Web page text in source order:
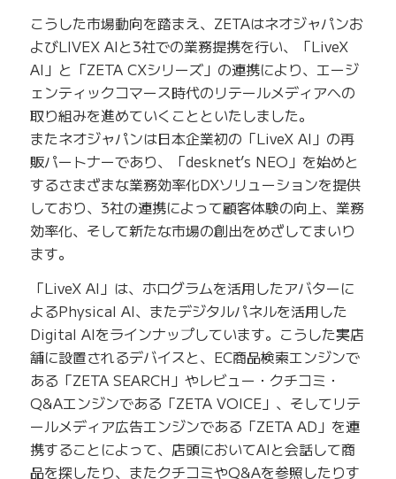
こうした市場動向を踏まえ、ZETAはネオジャパンお
よびLIVEX AIと3社での業務提携を行い、「LiveX
AI」と「ZETA CXシリーズ」の連携により、エージ
ェンティックコマース時代のリテールメディアへの
取り組みを進めていくことといたしました。
またネオジャパンは日本企業初の「LiveX AI」の再
販パートナーであり、「desknet’s NEO」を始めと
するさまざまな業務効率化DXソリューションを提供
しており、3社の連携によって顧客体験の向上、業務
効率化、そして新たな市場の創出をめざしてまいり
ます。
「LiveX AI」は、ホログラムを活用したアバターに
よるPhysical AI、またデジタルパネルを活用した
Digital AIをラインナップしています。こうした実店
舗に設置されるデバイスと、EC商品検索エンジンで
ある「ZETA SEARCH」やレビュー・クチコミ・
Q&Aエンジンである「ZETA VOICE」、そしてリテ
ールメディア広告エンジンである「ZETA AD」を連
携することによって、店頭においてAIと会話して商
品を探したり、またクチコミやQ&Aを参照したりす